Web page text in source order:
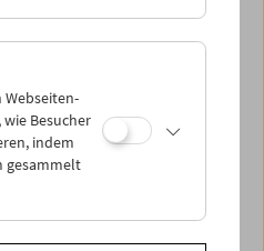
mit dem
und der Friedrich-
im Rahmen des KUR-
und Restaurierung von
des Bundes
.
Webseiten-
Besucher
indem
gesammelt